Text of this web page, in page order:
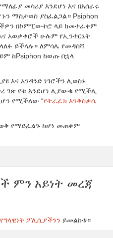
የማለፊያ መሳሪያ እንደሆነ እና በአሰራሩ
ማስታወስ ያስፈልጋል። Psiphon
በኮምፒውተሮ ላይ ከመተራቀም
አወቃቀሮች ሁሉም የኢንተርኔት
ይችላሉ። ለምሳሌ የመዳሰሻ
ከPsiphon ከወጡ በኋላ
እና አንዳንድ ነገሮችን ሊወስኑ
ገጽ የቱ እንደሆነ ሊያውቁ የሚችሊ
የሚችለው “የትራፊክ እንቅስቃሴ
የማይፈልጉ ከሆነ መጠቀም
ምን አይነት መረጃ
የግላዊነት ፖሊሲያችንን ይመልከቱ።